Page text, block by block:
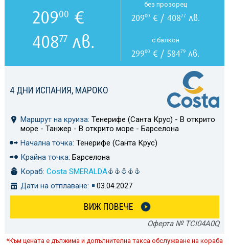
4 ДНИ ИСПАНИЯ, МАРОКО
Маршрут на круиза: Тенерифе (Санта Крус) - В открито
море - Танжер - В открито море - Барселона
Начална точка: Тенерифе (Санта Крус)
Крайна точка: Барселона
Кораб: Costa SMERALDA
Дати на отплаване:
03.04.2027
ВИЖ ПОВЕЧЕ
Оферта № TCI04A0Q
20900 €
40877лв.
без прозорец
20900€ / 40877лв.
с балкон
29900 € / 58479 лв.
*Към цената е дължима и допълнителна такса обслужване на кораба